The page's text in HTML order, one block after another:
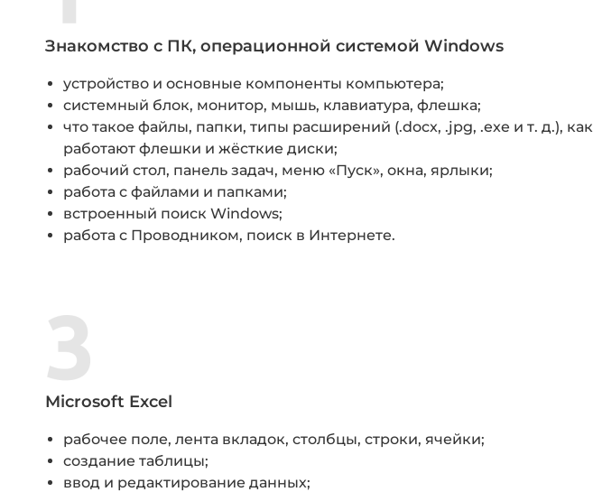
Знакомство с ПК, операционной системой Windows
устройство и основные компоненты компьютера;
системный блок, монитор, мышь, клавиатура, флешка;
что такое файлы, папки, типы расширений (.docx, .jpg, .exe и т. д.), как
работают флешки и жёсткие диски;
рабочий стол, панель задач, меню «Пуск», окна, ярлыки;
работа с файлами и папками;
встроенный поиск Windows;
работа с Проводником, поиск в Интернете.
Microsoft Excel
рабочее поле, лента вкладок, столбцы, строки, ячейки;
создание таблицы;
ввод и редактирование данных;